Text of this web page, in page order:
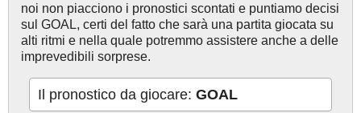
noi non piacciono i pronostici scontati e puntiamo decisi
sul GOAL, certi del fatto che sarà una partita giocata su
alti ritmi e nella quale potremmo assistere anche a delle
imprevedibili sorprese.
Il pronostico da giocare: GOAL